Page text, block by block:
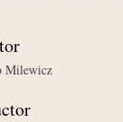
Milewicz